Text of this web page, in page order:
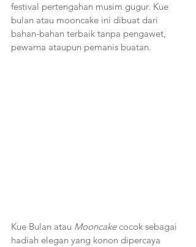
festival pertengahan musim gugur. Kue
bulan atau mooncake ini dibuat dari
bahan-bahan terbaik tanpa pengawet,
pewarna ataupun pemanis buatan.
Kue Bulan atau Mooncake cocok sebagai
hadiah elegan yang konon dipercaya